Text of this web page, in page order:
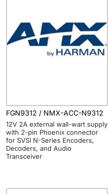
FGN9312 / NMX-ACC-N9312
12V 2A external wall-wart supply
with 2-pin Phoenix connector
for SVSI N-Series Encoders,
Decoders, and Audio
Transceiver